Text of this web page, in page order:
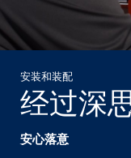
安装和装配
经过深
安心落意